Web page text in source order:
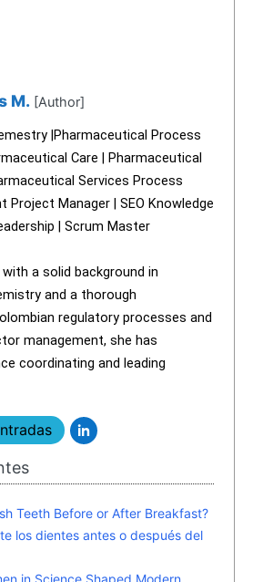
M.[Author]
|Pharmaceutical Process
Care | Pharmaceutical
Services Process
Project Manager | SEO Knowledge
| Scrum Master
a solid background in
and a thorough
regulatory processes and
management, she has
coordinating and leading
Teeth Before or After Breakfast?
los dientes antes o después del
in Science Shaped Modern